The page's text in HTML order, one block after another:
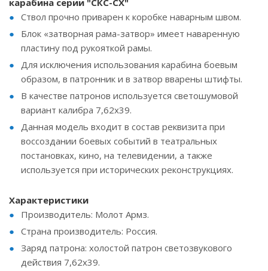
карабина серии "СКС-СХ"
Ствол прочно приварен к коробке наварным швом.
Блок «затворная рама-затвор» имеет наваренную
пластину под рукояткой рамы.
Для исключения использования карабина боевым
образом, в патронник и в затвор вварены штифты.
В качестве патронов используется светошумовой
вариант калибра 7,62х39.
Данная модель входит в состав реквизита при
воссоздании боевых событий в театральных
постановках, кино, на телевидении, а также
используется при исторических реконструкциях.
Характеристики
Производитель: Молот Армз.
Страна производитель: Россия.
Заряд патрона: холостой патрон светозвукового
действия 7,62х39.